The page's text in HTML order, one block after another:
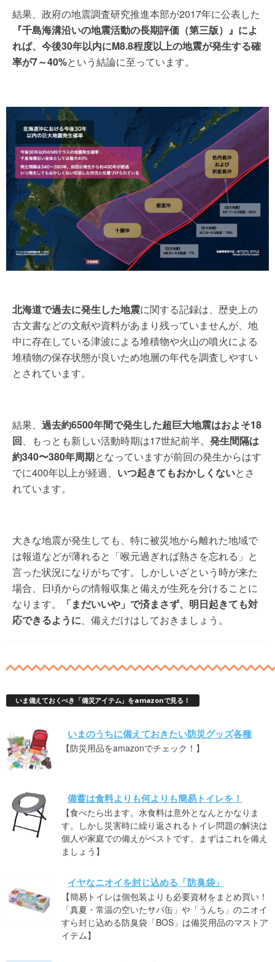
結果、政府の地震調査研究推進本部が2017年に公表した
『千島海溝沿いの地震活動の長期評価（第三版）』によ
れば、今後30年以内にM8.8程度以上の地震が発生する確
率が7～40%という結論に至っています。
北海道で過去に発生した地震に関する記録は、歴史上の
古文書などの文献や資料があまり残っていませんが、地
中に存在している津波による堆積物や火山の噴火による
堆積物の保存状態が良いため地層の年代を調査しやすい
とされています。
結果、 過去約6500年間で発生した超巨大地震はおよそ18
回 、もっとも新しい活動時期は17世紀前半。 発生間隔は
約340〜380年周期となっていますが前回の発生からはす
でに400年以上が経過、 いつ起きてもおかしくないとさ
れています。
大きな地震が発生しても、特に被災地から離れた地域で
は報道などが薄れると「喉元過ぎれば熱さを忘れる」と
言った状況になりがちです。しかしいざという時が来た
場合、日頃からの情報収集と備えが生死を分けることに
なります。
「まだいいや」で済まさず、明日起きても対
応できるように 、備えだけはしておきましょう。
いま備えておくべき「備災アイテム」をamazonで見る！
いまのうちに備えておきたい防災グッズ各種
【防災用品をamazonでチェック！】
備蓄は食料よりも何よりも簡易トイレを！
【食べたら出ます。水食料は意外となんとかなりま
す。しかし災害時に繰り返されるトイレ問題の解決は
個人や家庭での備えがベストです。まずはこれを備え
ましょう】
イヤなニオイを封じ込める「防臭袋」
【簡易トイレは個包装よりも必要資材をまとめ買い！
「真夏・常温の空いたサバ缶」や「うんち」のニオイ
すら封じ込める防臭袋「BOS」は備災用品のマストア
イテム】